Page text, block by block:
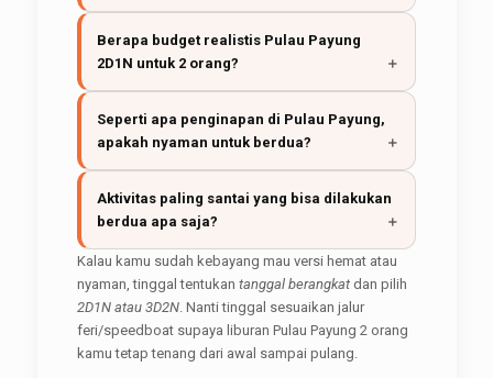
Berapa budget realistis Pulau Payung
2D1N untuk 2 orang?
Seperti apa penginapan di Pulau Payung,
apakah nyaman untuk berdua?
Aktivitas paling santai yang bisa dilakukan
berdua apa saja?
Kalau kamu sudah kebayang mau versi hemat atau
nyaman, tinggal tentukan tanggal berangkatdan pilih
2D1N atau 3D2N. Nanti tinggal sesuaikan jalur
feri/speedboat supaya liburan Pulau Payung 2 orang
kamu tetap tenang dari awal sampai pulang.